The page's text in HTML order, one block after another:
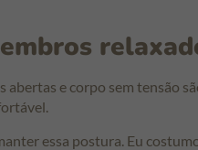
abertas e corpo sem tensão
essa postura. Eu